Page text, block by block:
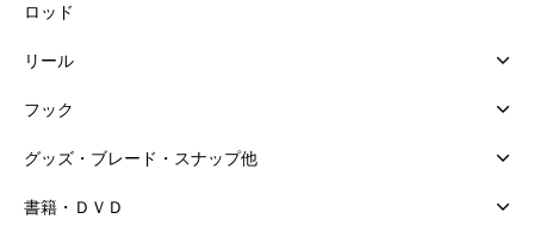
ロッド
リール
フック
グッズ・ブレード・スナップ他
書籍・ＤＶＤ